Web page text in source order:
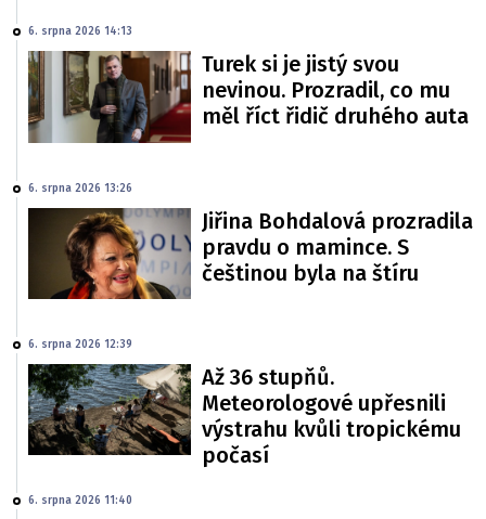
6. srpna 2026 14:13
Turek si je jistý svou
nevinou. Prozradil, co mu
měl říct řidič druhého auta
6. srpna 2026 13:26
Jiřina Bohdalová prozradila
pravdu o mamince. S
češtinou byla na štíru
6. srpna 2026 12:39
Až 36 stupňů.
Meteorologové upřesnili
výstrahu kvůli tropickému
počasí
6. srpna 2026 11:40